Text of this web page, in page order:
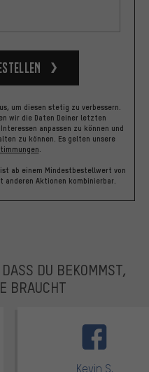
um diesen stetig zu verbessern.
wir die Daten Deiner letzten
anpassen zu können und
zu können. Es gelten unsere
.
ab einem Mindestbestellwert von
anderen Aktionen kombinierbar.
DU BEKOMMST,
BRAUCHT
Kevin S.